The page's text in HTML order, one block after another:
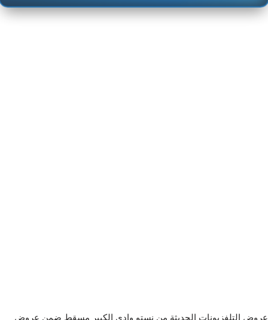
عروض التلفزيونات الحديثة من نستو وادي الكبير مسقط ضمن عروض